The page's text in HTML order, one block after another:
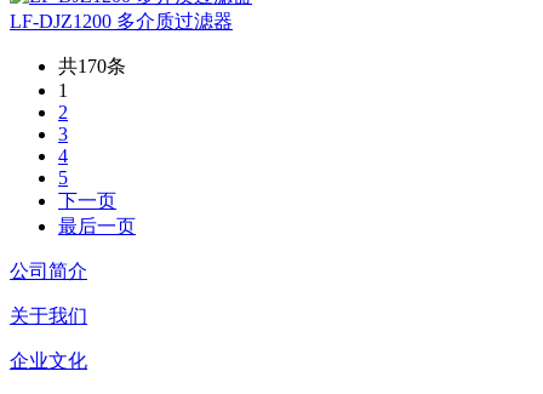
LF-DJZ1200 多介质过滤器
共170条
1
2
3
4
5
下一页
最后一页
公司简介
关于我们
企业文化